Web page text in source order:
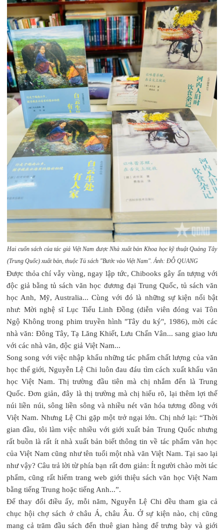
Hai cuốn sách của tác giả Việt Nam được Nhà xuất bản Khoa học kỹ thuật Quảng Tây
(Trung Quốc) xuất bản, thuộc Tủ sách "Bước vào Việt Nam". Ảnh: ĐỖ QUANG
Được thỏa chí vẫy vùng, ngay lập tức, Chibooks gây ấn tượng với
độc giả bằng tủ sách văn học đương đại Trung Quốc, tủ sách văn
học Anh, Mỹ, Australia... Cùng với đó là những sự kiện nổi bật
như: Mời nghệ sĩ Lục Tiểu Linh Đồng (diễn viên đóng vai Tôn
Ngộ Không trong phim truyền hình "Tây du ký", 1986), mời các
nhà văn: Đông Tây, Tạ Lăng Khiết, Lưu Chấn Vân... sang giao lưu
với các nhà văn, độc giả Việt Nam...
Song song với việc nhập khẩu những tác phẩm chất lượng của văn
học thế giới, Nguyễn Lệ Chi luôn đau đáu tìm cách xuất khẩu văn
học Việt Nam. Thị trường đầu tiên mà chị nhắm đến là Trung
Quốc. Đơn giản, đây là thị trường mà chị hiểu rõ, lại thêm lợi thế
núi liền núi, sông liền sông và nhiều nét văn hóa tương đồng với
Việt Nam. Nhưng Lệ Chi gặp một trở ngại lớn. Chị nhớ lại: “Thời
gian đầu, tôi làm việc nhiều với giới xuất bản Trung Quốc nhưng
rất buồn là rất ít nhà xuất bản biết thông tin về tác phẩm văn học
của Việt Nam cũng như tên tuổi một nhà văn Việt Nam. Tại sao lại
như vậy? Câu trả lời từ phía bạn rất đơn giản: Ít người chào mời tác
phẩm, cũng rất hiếm trang web giới thiệu sách văn học Việt Nam
bằng tiếng Trung hoặc tiếng Anh...”.
Để thay đổi điều ấy, mỗi năm, Nguyễn Lệ Chi đều tham gia cả
chục hội chợ sách ở châu Á, châu Âu. Ở sự kiện nào, chị cũng
mang cả trăm đầu sách đến thuê gian hàng để trưng bày và giới